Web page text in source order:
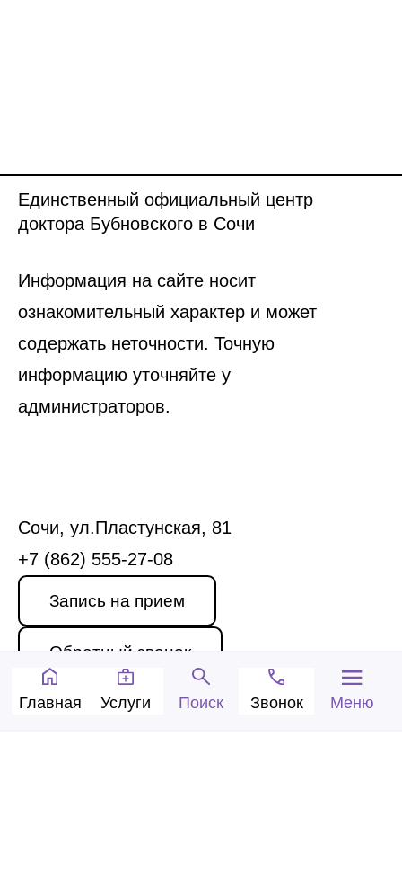
Единственный официальный центр
доктора Бубновского в Сочи
Информация на сайте носит
ознакомительный характер и может
содержать неточности. Точную
информацию уточняйте у
администраторов.
Сочи, ул.Пластунская, 81
+7 (862) 555-27-08
Запись на прием
Обратный звонок
Главная Услуги Поиск Звонок Меню